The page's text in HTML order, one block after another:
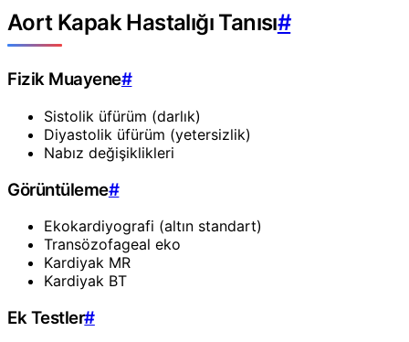
Aort Kapak Hastalığı Tanısı#
Fizik Muayene#
Sistolik üfürüm (darlık)
Diyastolik üfürüm (yetersizlik)
Nabız değişiklikleri
Görüntüleme#
Ekokardiyografi (altın standart)
Transözofageal eko
Kardiyak MR
Kardiyak BT
Ek Testler#